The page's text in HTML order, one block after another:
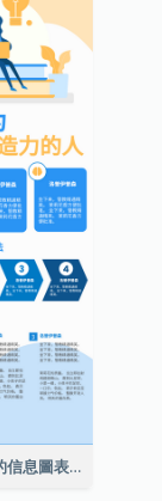
如何有創意的信息圖表